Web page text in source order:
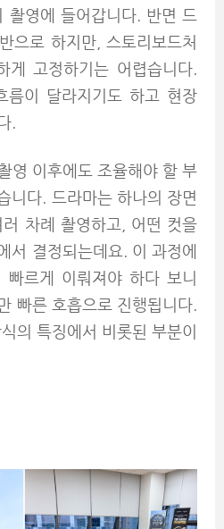
촬영에 들어갑니다. 반면 드
으로 하지만, 스토리보드처
게 고정하기는 어렵습니다.
름이 달라지기도 하고 현장
.
영 이후에도 조율해야 할 부
니다. 드라마는 하나의 장면
차례 촬영하고, 어떤 컷을
서 결정되는데요. 이 과정에
빠르게 이뤄져야 하다 보니
빠른 호흡으로 진행됩니다.
의 특징에서 비롯된 부분이